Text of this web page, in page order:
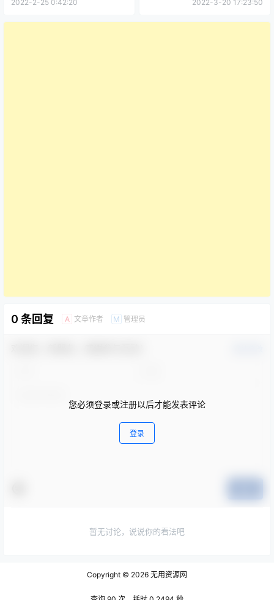
2022-2-25 0:42:20 2022-3-20 17:23:50
0 条回复 A 文章作者 M 管理员
您必须登录或注册以后才能发表评论
登录
暂无讨论，说说你的看法吧
Copyright © 2026 无用资源网